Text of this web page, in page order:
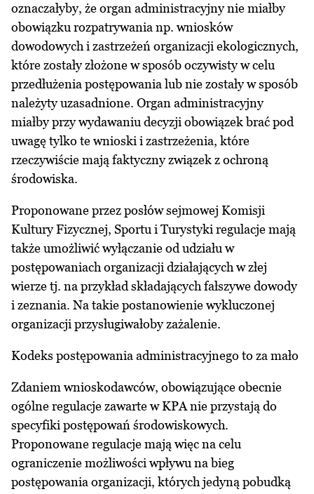
oznaczałyby, że organ administracyjny nie miałby
obowiązku rozpatrywania np. wniosków
dowodowych i zastrzeżeń organizacji ekologicznych,
które zostały złożone w sposób oczywisty w celu
przedłużenia postępowania lub nie zostały w sposób
należyty uzasadnione. Organ administracyjny
miałby przy wydawaniu decyzji obowiązek brać pod
uwagę tylko te wnioski i zastrzeżenia, które
rzeczywiście mają faktyczny związek z ochroną
środowiska.
Proponowane przez posłów sejmowej Komisji
Kultury Fizycznej, Sportu i Turystyki regulacje mają
także umożliwić wyłączanie od udziału w
postępowaniach organizacji działających w złej
wierze tj. na przykład składających fałszywe dowody
i zeznania. Na takie postanowienie wykluczonej
organizacji przysługiwałoby zażalenie.
Kodeks postępowania administracyjnego to za mało
Zdaniem wnioskodawców, obowiązujące obecnie
ogólne regulacje zawarte w KPA nie przystają do
specyfiki postępowań środowiskowych.
Proponowane regulacje mają więc na celu
ograniczenie możliwości wpływu na bieg
postępowania organizacji, których jedyną pobudką